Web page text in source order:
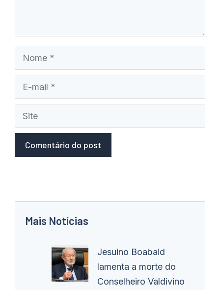
Nome
mail
Site
Mais Notícias
Jesuino Boabaid
lamenta a morte do
Conselheiro Valdivino